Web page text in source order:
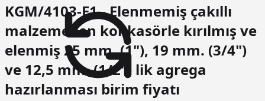
KGM/4103-E1 - Elenmemiş çakıllı
malzemeden konkasörle kırılmış ve
elenmiş 25 mm. (1"), 19 mm. (3/4")
ve 12,5 mm. (1/2") lik agrega
hazırlanması birim fiyatı